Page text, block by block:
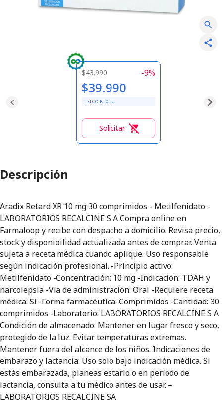
$43.990 -9%
$39.990
STOCK: 0 U.
Solicitar
Descripción
Aradix Retard XR 10 mg 30 comprimidos - Metilfenidato -
LABORATORIOS RECALCINE S A Compra online en
Farmaloop y recibe con despacho a domicilio. Revisa precio,
stock y disponibilidad actualizada antes de comprar. Venta
sujeta a receta médica cuando aplique. Uso responsable
según indicación profesional. -Principio activo:
Metilfenidato -Concentración: 10 mg -Indicación: TDAH y
narcolepsia -Vía de administración: Oral -Requiere receta
médica: Sí -Forma farmacéutica: Comprimidos -Cantidad: 30
comprimidos -Laboratorio: LABORATORIOS RECALCINE S A
Condición de almacenado: Mantener en lugar fresco y seco,
protegido de la luz. Evitar temperaturas extremas.
Mantener fuera del alcance de los niños. Indicaciones de
embarazo y lactancia: Uso solo bajo indicación médica. Si
estás embarazada, planeas estarlo o en período de
lactancia, consulta a tu médico antes de usar. –
LABORATORIOS RECALCINE SA